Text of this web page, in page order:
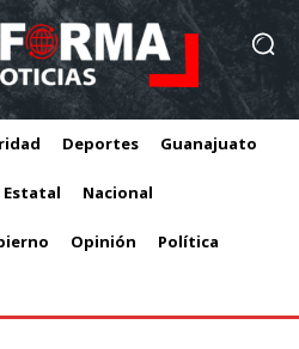
Deportes Guanajuato
Estatal Nacional
Opinión Política